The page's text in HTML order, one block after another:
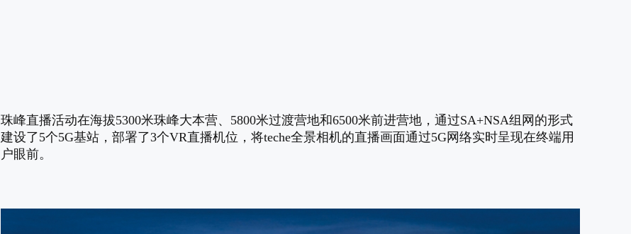
珠峰直播活动在海拔5300米珠峰大本营、5800米过渡营地和6500米前进营地，通过SA+NSA组网的形式
建设了5个5G基站，部署了3个VR直播机位，将teche全景相机的直播画面通过5G网络实时呈现在终端用
户眼前。